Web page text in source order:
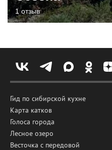
1 отзыв
Гид по сибирской кухне
Карта катков
Голоса города
Лесное озеро
Весточка с передовой